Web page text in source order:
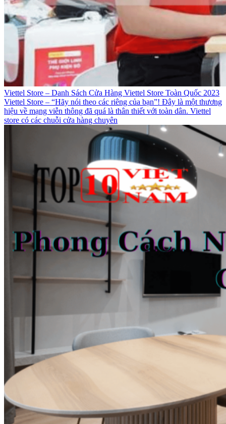
Viettel Store – Danh Sách Cửa Hàng Viettel Store Toàn Quốc 2023
Viettel Store – “Hãy nói theo các riêng của bạn”! Đây là một thương
hiệu về mạng viễn thông đã quá là thân thiết với toàn dân. Viettel
store có các chuỗi cửa hàng chuyên